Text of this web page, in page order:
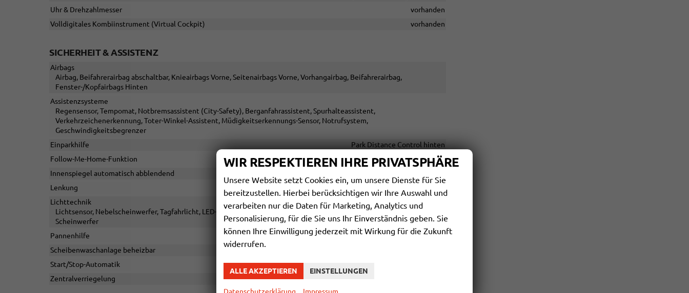
Uhr & Drehzahlmesser
vorhanden
Volldigitales Kombiinstrument (Virtual Cockpit)
vorhanden
SICHERHEIT & ASSISTENZ
Airbags
Airbag, Beifahrerairbag abschaltbar, Knieairbags Vorne, Seitenairbags Vorne, Vorhangairbag, Beifahrerairbag,
Fenster-/Kopfairbags Hinten
Assistenzsysteme
Regensensor, Tempomat, Notbremsassistent (City-Safety), Berganfahrassistent, Spurhalteassistent,
Verkehrzeichenerkennung, Toter-Winkel-Assistent, Müdigkeitserkennungs-Sensor, Notrufsystem,
Geschwindigkeitsbegrenzer
Einparkhilfe
Park Distance Control hinten
Follow-Me-Home-Funktion
vorhanden
Innenspiegel automatisch abblendend
Lenkung
Lichttechnik
Lichtsensor, Nebelscheinwerfer, Tagfahrlicht, LED-Rückleuchten, LED-Scheinwerfer, LED-Tagfahrlicht, Teil-LED
Scheinwerfer
Pannenhilfe
Pannenkit
Scheibenwaschanlage beheizbar
Start/Stop-Automatik
Zentralverriegelung
Zentralverriegelung mit Funkfernbedienung
WIR RESPEKTIEREN IHRE PRIVATSPHÄRE
Unsere Website setzt Cookies ein, um unsere Dienste für Sie
bereitzustellen. Hierbei berücksichtigen wir Ihre Auswahl und
verarbeiten nur die Daten für Marketing, Analytics und
Personalisierung, für die Sie uns Ihr Einverständnis geben. Sie
können Ihre Einwilligung jederzeit mit Wirkung für die Zukunft
widerrufen.
ALLE AKZEPTIEREN EINSTELLUNGEN
Datenschutzerklärung Impressum